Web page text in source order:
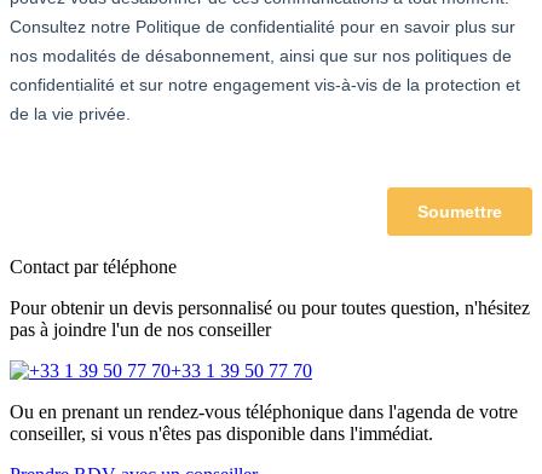
Contact par téléphone
Pour obtenir un devis personnalisé ou pour toutes question, n'hésitez
pas à joindre l'un de nos conseiller
+33 1 39 50 77 70
Ou en prenant un rendez-vous téléphonique dans l'agenda de votre
conseiller, si vous n'êtes pas disponible dans l'immédiat.